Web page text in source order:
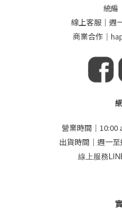
統編
線上客服｜週
商業合作｜
營業時間｜10:00
出貨時間｜週一
線上服務